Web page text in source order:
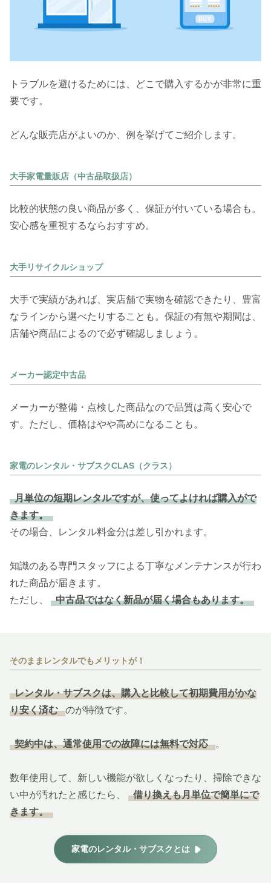
トラブルを避けるためには、どこで購入するかが非常に重
要です。
どんな販売店がよいのか、例を挙げてご紹介します。
大手家電量販店（中古品取扱店）
比較的状態の良い商品が多く、保証が付いている場合も。
安心感を重視するならおすすめ。
大手リサイクルショップ
大手で実績があれば、実店舗で実物を確認できたり、豊富
なラインから選べたりすることも。保証の有無や期間は、
店舗や商品によるので必ず確認しましょう。
メーカー認定中古品
メーカーが整備・点検した商品なので品質は高く安心で
す。ただし、価格はやや高めになることも。
家電のレンタル・サブスクCLAS（クラス）
月単位の短期レンタルですが、使ってよければ購入がで
きます。
その場合、レンタル料金分は差し引かれます。
知識のある専門スタッフによる丁寧なメンテナンスが行わ
れた商品が届きます。
ただし、
中古品ではなく新品が届く場合もあります。
そのままレンタルでもメリットが！
レンタル・サブスクは、購入と比較して初期費用がかな
り安く済む のが特徴です。
契約中は、通常使用での故障には無料で対応 。
数年使用して、新しい機能が欲しくなったり、掃除できな
い中が汚れたと感じたら、
借り換えも月単位で簡単にで
きます。
家電のレンタル・サブスクとは